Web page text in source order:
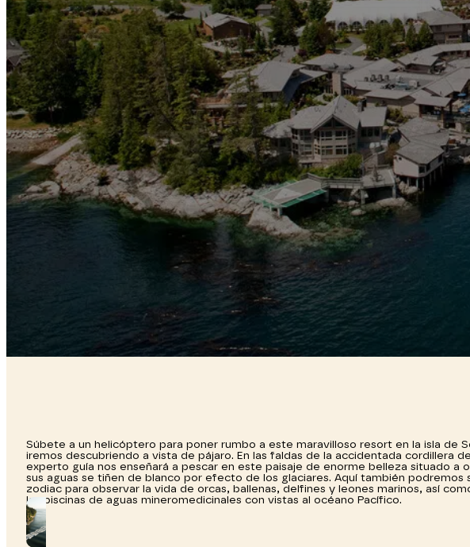
Súbete a un helicóptero para poner rumbo a este maravilloso resort en la isla de
iremos descubriendo a vista de pájaro. En las faldas de la accidentada cordillera
experto guía nos enseñará a pescar en este paisaje de enorme belleza situado a
sus aguas se tiñen de blanco por efecto de los glaciares. Aquí también
zodiac para observar la vida de orcas, ballenas, delfines y leones marinos, así
las piscinas de aguas mineromedicinales con vistas al océano Pacífico.